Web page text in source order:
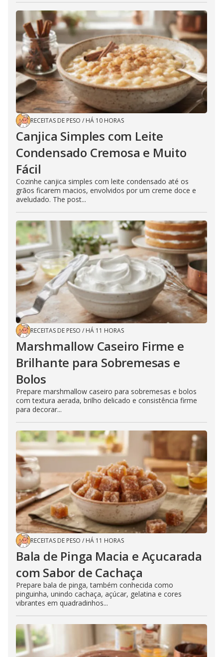
RECEITAS DE PESO / HÁ 10 HORAS
Canjica Simples com Leite
Condensado Cremosa e Muito
Fácil
Cozinhe canjica simples com leite condensado até os
grãos ficarem macios, envolvidos por um creme doce e
aveludado. The post...
RECEITAS DE PESO / HÁ 11 HORAS
Marshmallow Caseiro Firme e
Brilhante para Sobremesas e
Bolos
Prepare marshmallow caseiro para sobremesas e bolos
com textura aerada, brilho delicado e consistência firme
para decorar...
RECEITAS DE PESO / HÁ 11 HORAS
Bala de Pinga Macia e Açucarada
com Sabor de Cachaça
Prepare bala de pinga, também conhecida como
pinguinha, unindo cachaça, açúcar, gelatina e cores
vibrantes em quadradinhos...